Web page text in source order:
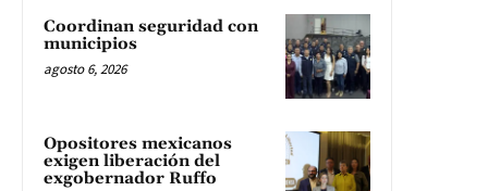
Coordinan seguridad con
municipios
agosto 6, 2026
Opositores mexicanos
exigen liberación del
exgobernador Ruffo